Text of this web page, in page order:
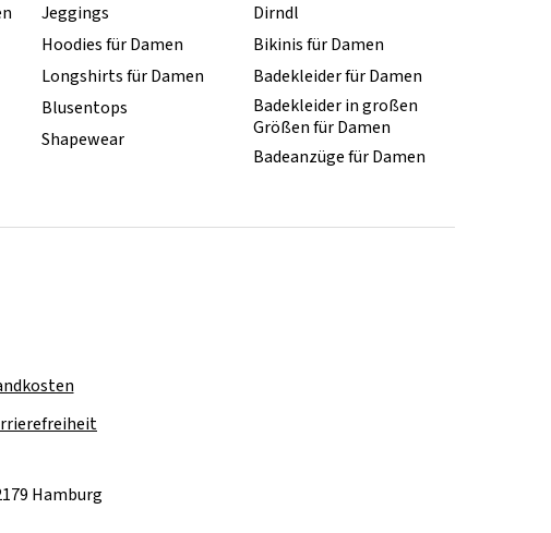
Jeggings
Hoodies für Damen
Longshirts für Damen
Blusentops
Shapewear
Dirndl
Bikinis für Damen
Badekleider für Damen
Badekleider in großen
Größen für Damen
Badeanzüge für Damen
Hamburg